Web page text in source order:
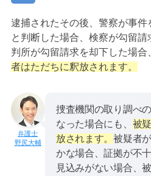
逮捕されたその後、警察が事
と判断した場合、検察が勾留
判所が勾留請求を却下した場合
者はただちに釈放されます。
野尻大輔
捜査機関の取り調べ
なった場合にも、 被
放されます。被疑者
かな場合、証拠が不
見込みがない場合、